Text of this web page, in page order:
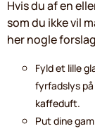
Hvis du af en
som du ikke vil
her nogle
Fyld et lille
fyrfadslys
kaffeduft.
Put dine